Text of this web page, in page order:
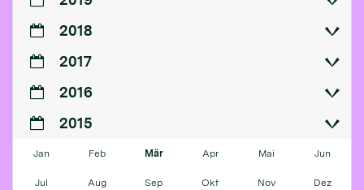
2018
2017
2016
2015
Jan Feb Mär Apr Mai Jun
Jul Aug Sep Okt Nov Dez